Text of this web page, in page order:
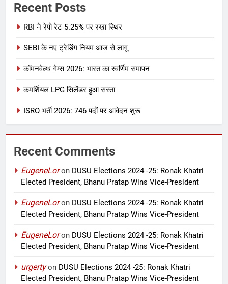
Recent Posts
RBI ने रेपो रेट 5.25% पर रखा स्थिर
SEBI के नए ट्रेडिंग नियम आज से लागू
कॉमनवेल्थ गेम्स 2026: भारत का स्वर्णिम समापन
कमर्शियल LPG सिलेंडर हुआ सस्ता
ISRO भर्ती 2026: 746 पदों पर आवेदन शुरू
Recent Comments
EugeneLoron DUSU Elections 2024 -25: Ronak Khatri
Elected President, Bhanu Pratap Wins Vice-President
EugeneLoron DUSU Elections 2024 -25: Ronak Khatri
Elected President, Bhanu Pratap Wins Vice-President
EugeneLoron DUSU Elections 2024 -25: Ronak Khatri
Elected President, Bhanu Pratap Wins Vice-President
urgertyon DUSU Elections 2024 -25: Ronak Khatri
Elected President, Bhanu Pratap Wins Vice-President